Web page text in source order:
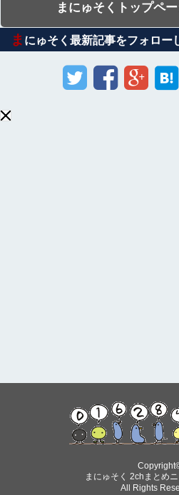
まにゅそくトップペ
ま にゅそく最新記事をフォロー
まにゅそく 2chまとめ
All Rights